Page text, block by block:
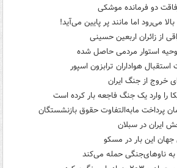
دو فرمانده‌ موشکی
می‌رود اما مانند پر پایین می‌آید!
از زائران اربعین حسینی
استوار مردمی حاصل شده
هواداران ترابزون اسپور
خروج از جنگ ایران
را وارد یک جنگ فاجعه بار کرده است
پرداخت مابه‌التفاوت حقوق بازنشستگان
ایران در سبلان
این بار در مسکو